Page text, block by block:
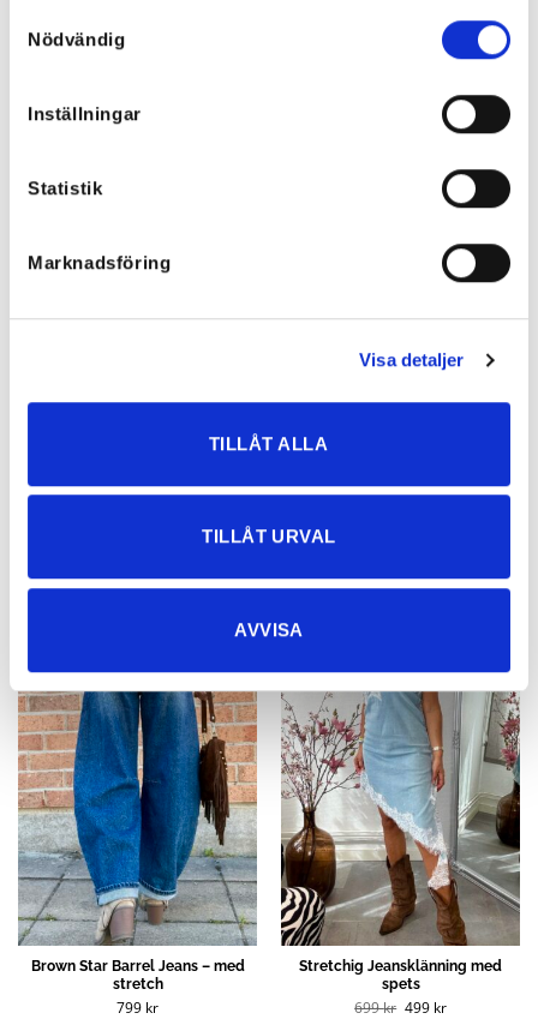
Nödvändig
Inställningar
Statistik
Marknadsföring
Visa detaljer
TILLÅT ALLA
TILLÅT URVAL
AVVISA
Claire Stretchiga Barrell Jeans
Mörka, XS-XXL
349,50kr
Brown Star Barrel Jeans – med
stretch
799 kr
Rea!
Stretchig Jeansklänning med
spets
699kr Det
ursprungliga
499 krDet